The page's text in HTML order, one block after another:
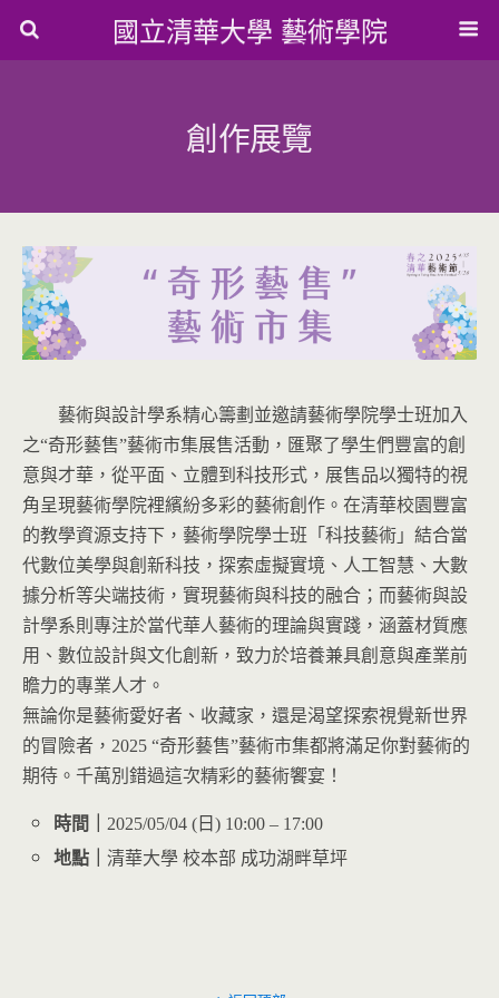
國立清華大學 藝術學院
創作展覽
藝術與設計學系精心籌劃並邀請藝術學院學士班加入
之“奇形藝售”藝術市集展售活動，匯聚了學生們豐富的創
意與才華，從平面、立體到科技形式，展售品以獨特的視
角呈現藝術學院裡繽紛多彩的藝術創作。在清華校園豐富
的教學資源支持下，藝術學院學士班「科技藝術」結合當
代數位美學與創新科技，探索虛擬實境、人工智慧、大數
據分析等尖端技術，實現藝術與科技的融合；而藝術與設
計學系則專注於當代華人藝術的理論與實踐，涵蓋材質應
用、數位設計與文化創新，致力於培養兼具創意與產業前
瞻力的專業人才。
無論你是藝術愛好者、收藏家，還是渴望探索視覺新世界
的冒險者，2025 “奇形藝售”藝術市集都將滿足你對藝術的
期待。千萬別錯過這次精彩的藝術饗宴！
時間｜ 2025/05/04 (日) 10:00 – 17:00
地點｜清華大學 校本部 成功湖畔草坪